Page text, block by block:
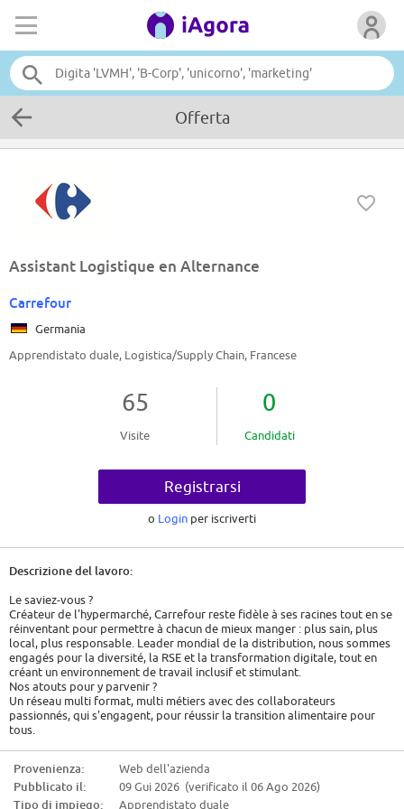
Offerta
Assistant Logistique en Alternance
Carrefour
Germania
Apprendistato duale, Logistica/Supply Chain, Francese
65
Visite
0
Candidati
Registrarsi
o Login per iscriverti
Descrizione del lavoro:
Le saviez-vous ?
Créateur de l'hypermarché, Carrefour reste fidèle à ses racines tout en se
réinventant pour permettre à chacun de mieux manger : plus sain, plus
local, plus responsable. Leader mondial de la distribution, nous sommes
engagés pour la diversité, la RSE et la transformation digitale, tout en
créant un environnement de travail inclusif et stimulant.
Nos atouts pour y parvenir ?
Un réseau multi format, multi métiers avec des collaborateurs
passionnés, qui s'engagent, pour réussir la transition alimentaire pour
tous.
pour sa direction Sud-Est un(e) :
Assistant logistique en Alternance
Provenienza:
Web dell'azienda
Pubblicato il:
09 Gui 2026 (verificato il 06 Ago 2026)
Tipo di impiego:
Apprendistato duale